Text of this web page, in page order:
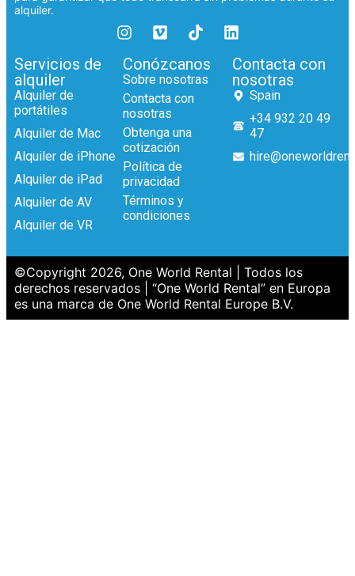
alquiler.
Servicios de
alquiler
Alquiler de
portátiles
Alquiler de Mac
Alquiler de iPhone
Alquiler de iPad
Alquiler de AV
Alquiler de VR
Conózcanos
Sobre nosotras
Contacta con
nosotras
Obtenga una
cotización
Política de
privacidad
Términos y
condiciones
Contacta con
nosotras
Spain
+34 932 20 49
47
©Copyright 2026, One World Rental | Todos los
derechos reservados | “One World Rental” en Europa
es una marca de One World Rental Europe B.V.